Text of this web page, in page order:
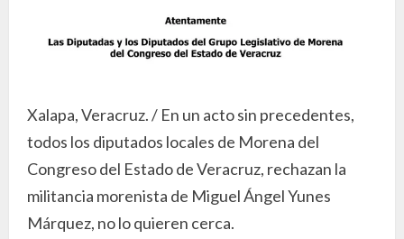
Xalapa, Veracruz. / En un acto sin precedentes,
todos los diputados locales de Morena del
Congreso del Estado de Veracruz, rechazan la
militancia morenista de Miguel Ángel Yunes
Márquez, no lo quieren cerca.